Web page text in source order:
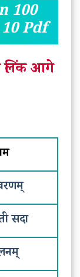
100
Pdf
लिंक आगे
सदा